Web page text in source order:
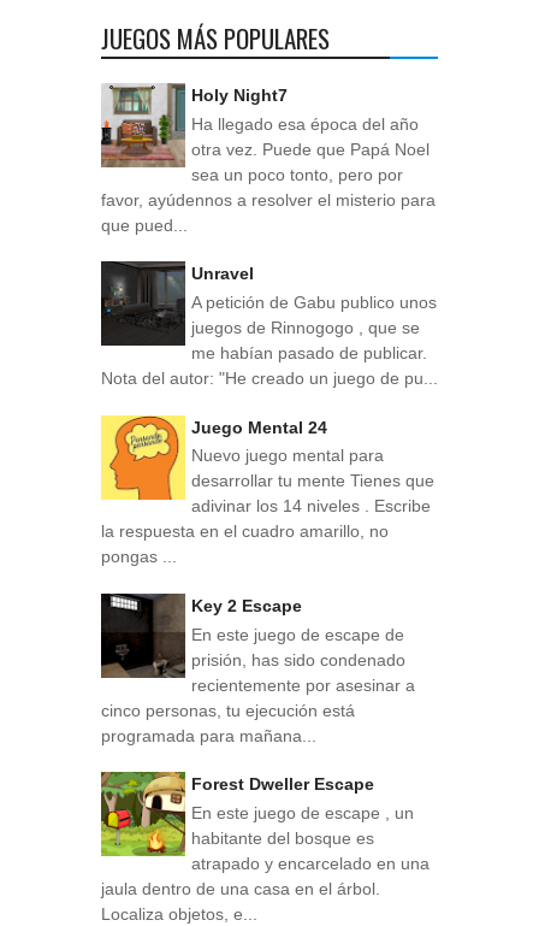
JUEGOS MÁS POPULARES
Holy Night7
Ha llegado esa época del año
otra vez. Puede que Papá Noel
sea un poco tonto, pero por
favor, ayúdennos a resolver el misterio para
que pued...
Unravel
A petición de Gabu publico unos
juegos de Rinnogogo , que se
me habían pasado de publicar.
Nota del autor: "He creado un juego de pu...
Juego Mental 24
Nuevo juego mental para
desarrollar tu mente Tienes que
adivinar los 14 niveles . Escribe
la respuesta en el cuadro amarillo, no
pongas ...
Key 2 Escape
En este juego de escape de
prisión, has sido condenado
recientemente por asesinar a
cinco personas, tu ejecución está
programada para mañana...
Forest Dweller Escape
En este juego de escape , un
habitante del bosque es
atrapado y encarcelado en una
jaula dentro de una casa en el árbol.
Localiza objetos, e...